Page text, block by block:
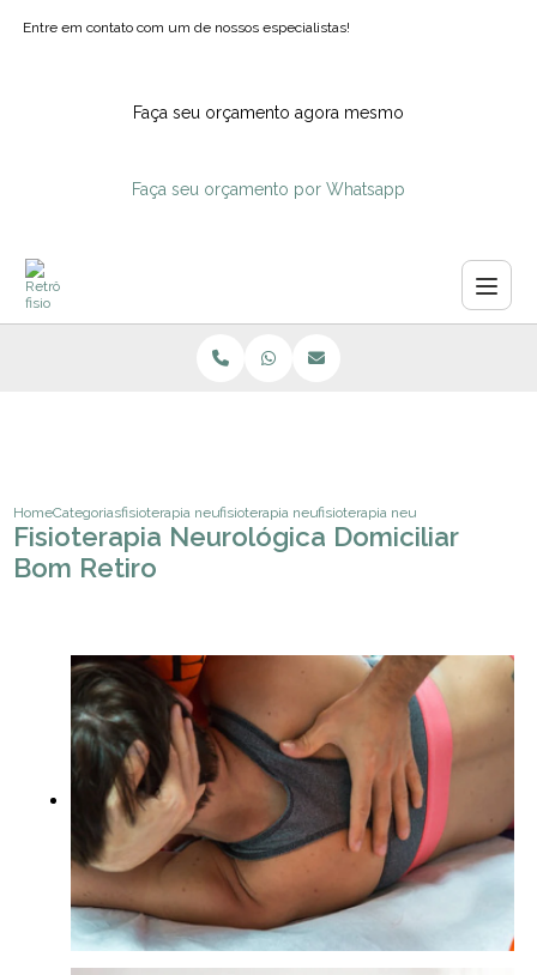
Entre em contato com um de nossos especialistas!
Faça seu orçamento agora mesmo
Faça seu orçamento por Whatsapp
HomeCategoriasfisioterapia neurologicafisioterapia neurologica domiciliar
fisioterapia neurologica domiciliar
Fisioterapia Neurológica Domiciliar
Bom Retiro